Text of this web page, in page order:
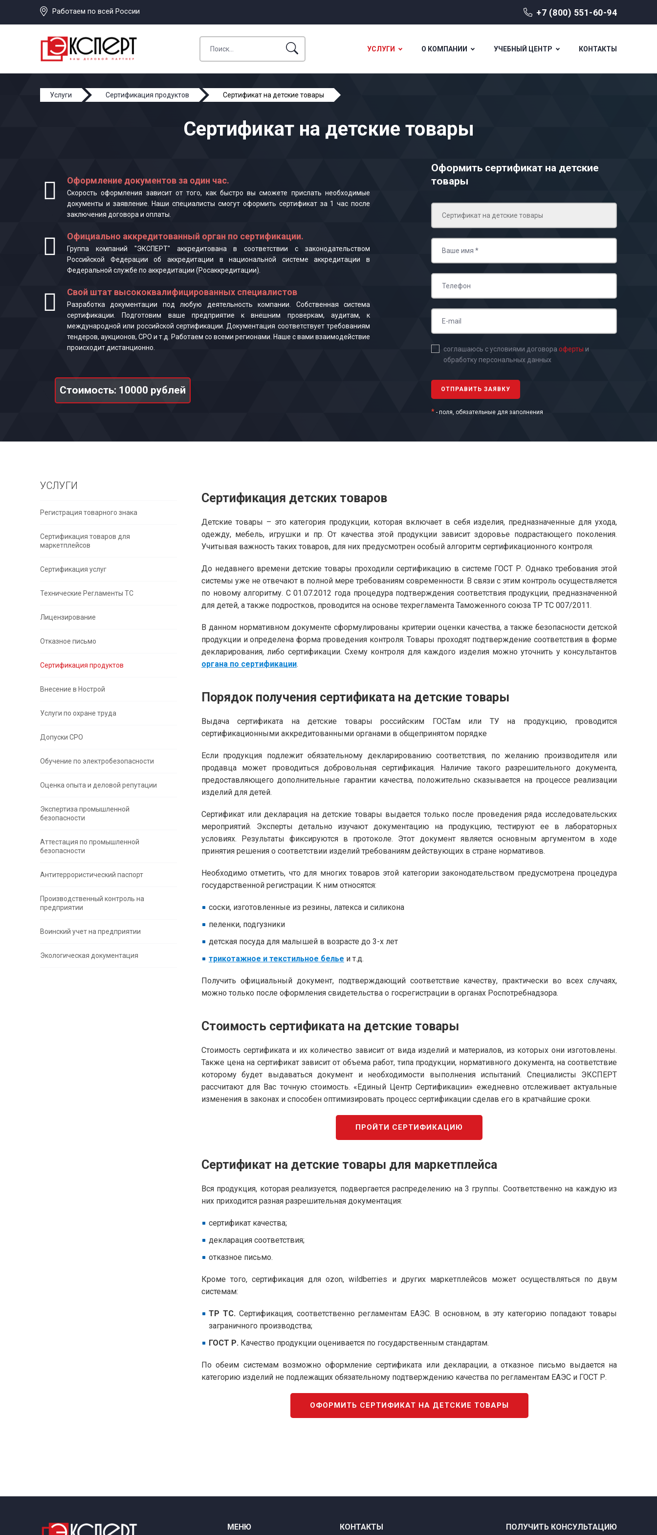
Работаем по всей России +7 (800) 551-60-94
УСЛУГИ О КОМПАНИИ УЧЕБНЫЙ ЦЕНТР КОНТАКТЫ
Услуги Сертификация продуктов Сертификат на детские товары
Сертификат на детские товары
Оформление документов за один час.
Скорость оформления зависит от того, как быстро вы сможете прислать необходимые
документы и заявление. Наши специалисты смогут оформить сертификат за 1 час после
заключения договора и оплаты.
Официально аккредитованный орган по сертификации.
Группа компаний "ЭКСПЕРТ" аккредитована в соответствии с законодательством
Российской Федерации об аккредитации в национальной системе аккредитации в
Федеральной службе по аккредитации (Росаккредитации).
Свой штат высококвалифицированных специалистов
Разработка документации под любую деятельность компании. Собственная система
сертификации. Подготовим ваше предприятие к внешним проверкам, аудитам, к
международной или российской сертификации. Документация соответствует требованиям
тендеров, аукционов, СРО и т.д. Работаем со всеми регионами. Наше с вами взаимодействие
происходит дистанционно.
Стоимость: 10000 рублей
Оформить сертификат на детские
товары
соглашаюсь с условиями договора оферты и
обработку персональных данных
* - поля, обязательные для заполнения
УСЛУГИ
Регистрация товарного знака
Сертификация товаров для
маркетплейсов
Сертификация услуг
Технические Регламенты ТС
Лицензирование
Отказное письмо
Сертификация продуктов
Внесение в Нострой
Услуги по охране труда
Допуски СРО
Обучение по электробезопасности
Оценка опыта и деловой репутации
Экспертиза промышленной
безопасности
Аттестация по промышленной
безопасности
Антитеррористический паспорт
Производственный контроль на
предприятии
Воинский учет на предприятии
Экологическая документация
Сертификация детских товаров
Детские товары – это категория продукции, которая включает в себя изделия, предназначенные для ухода,
одежду, мебель, игрушки и пр. От качества этой продукции зависит здоровье подрастающего поколения.
Учитывая важность таких товаров, для них предусмотрен особый алгоритм сертификационного контроля.
До недавнего времени детские товары проходили сертификацию в системе ГОСТ Р. Однако требования этой
системы уже не отвечают в полной мере требованиям современности. В связи с этим контроль осуществляется
по новому алгоритму. С 01.07.2012 года процедура подтверждения соответствия продукции, предназначенной
для детей, а также подростков, проводится на основе техрегламента Таможенного союза ТР ТС 007/2011.
В данном нормативном документе сформулированы критерии оценки качества, а также безопасности детской
продукции и определена форма проведения контроля. Товары проходят подтверждение соответствия в форме
декларирования, либо сертификации. Схему контроля для каждого изделия можно уточнить у консультантов
органа по сертификации.
Порядок получения сертификата на детские товары
Выдача сертификата на детские товары российским ГОСТам или ТУ на продукцию, проводится
сертификационными аккредитованными органами в общепринятом порядке
Если продукция подлежит обязательному декларированию соответствия, по желанию производителя или
продавца может проводиться добровольная сертификация. Наличие такого разрешительного документа,
предоставляющего дополнительные гарантии качества, положительно сказывается на процессе реализации
изделий для детей.
Сертификат или декларация на детские товары выдается только после проведения ряда исследовательских
мероприятий. Эксперты детально изучают документацию на продукцию, тестируют ее в лабораторных
условиях. Результаты фиксируются в протоколе. Этот документ является основным аргументом в ходе
принятия решения о соответствии изделий требованиям действующих в стране нормативов.
Необходимо отметить, что для многих товаров этой категории законодательством предусмотрена процедура
государственной регистрации. К ним относятся:
соски, изготовленные из резины, латекса и силикона
пеленки, подгузники
детская посуда для малышей в возрасте до 3-х лет
трикотажное и текстильное белье и т.д.
Получить официальный документ, подтверждающий соответствие качеству, практически во всех случаях,
можно только после оформления свидетельства о госрегистрации в органах Роспотребнадзора.
Стоимость сертификата на детские товары
Стоимость сертификата и их количество зависит от вида изделий и материалов, из которых они изготовлены.
Также цена на сертификат зависит от объема работ, типа продукции, нормативного документа, на соответствие
которому будет выдаваться документ и необходимости выполнения испытаний. Специалисты ЭКСПЕРТ
рассчитают для Вас точную стоимость. «Единый Центр Сертификации» ежедневно отслеживает актуальные
изменения в законах и способен оптимизировать процесс сертификации сделав его в кратчайшие сроки.
ПРОЙТИ СЕРТИФИКАЦИЮ
Сертификат на детские товары для маркетплейса
Вся продукция, которая реализуется, подвергается распределению на 3 группы. Соответственно на каждую из
них приходится разная разрешительная документация:
сертификат качества;
декларация соответствия;
отказное письмо.
Кроме того, сертификация для ozon, wildberries и других маркетплейсов может осуществляться по двум
системам:
ТР ТС. Сертификация, соответственно регламентам ЕАЭС. В основном, в эту категорию попадают товары
заграничного производства;
ГОСТ Р. Качество продукции оценивается по государственным стандартам.
По обеим системам возможно оформление сертификата или декларации, а отказное письмо выдается на
категорию изделий не подлежащих обязательному подтверждению качества по регламентам ЕАЭС и ГОСТ Р.
ОФОРМИТЬ СЕРТИФИКАТ НА ДЕТСКИЕ ТОВАРЫ
МЕНЮ КОНТАКТЫ ПОЛУЧИТЬ КОНСУЛЬТАЦИЮ